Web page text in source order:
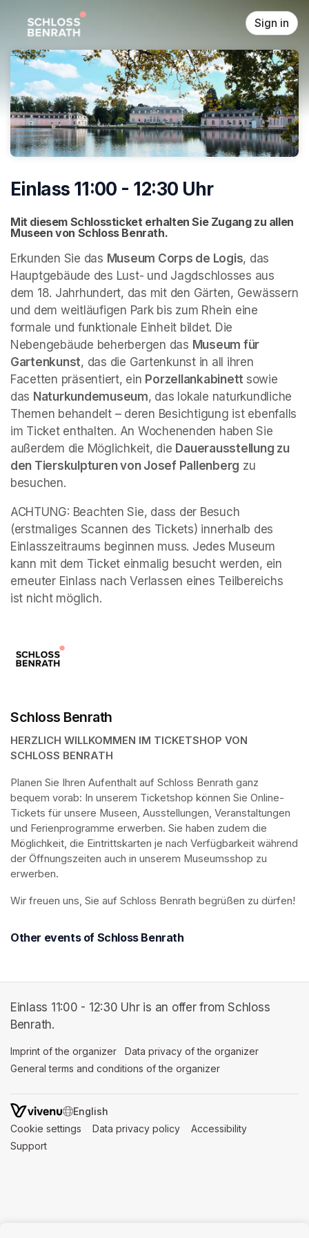
Sign in
Einlass 11:00 - 12:30 Uhr
Mit diesem Schlossticket erhalten Sie Zugang zu allen
Museen von Schloss Benrath.
Erkunden Sie das Museum Corps de Logis, das
Hauptgebäude des Lust- und Jagdschlosses aus
dem 18. Jahrhundert, das mit den Gärten, Gewässern
und dem weitläufigen Park bis zum Rhein eine
formale und funktionale Einheit bildet. Die
Nebengebäude beherbergen das Museum für
Gartenkunst, das die Gartenkunst in all ihren
Facetten präsentiert, ein Porzellankabinett sowie
das Naturkundemuseum, das lokale naturkundliche
Themen behandelt – deren Besichtigung ist ebenfalls
im Ticket enthalten. An Wochenenden haben Sie
außerdem die Möglichkeit, die Dauerausstellung zu
den Tierskulpturen von Josef Pallenberg zu
besuchen.
ACHTUNG: Beachten Sie, dass der Besuch
(erstmaliges Scannen des Tickets) innerhalb des
Einlasszeitraums beginnen muss. Jedes Museum
kann mit dem Ticket einmalig besucht werden, ein
erneuter Einlass nach Verlassen eines Teilbereichs
ist nicht möglich.
Schloss Benrath
HERZLICH WILLKOMMEN IM TICKETSHOP VON
SCHLOSS BENRATH
Planen Sie Ihren Aufenthalt auf Schloss Benrath ganz
bequem vorab: In unserem Ticketshop können Sie Online-
Tickets für unsere Museen, Ausstellungen, Veranstaltungen
und Ferienprogramme erwerben. Sie haben zudem die
Möglichkeit, die Eintrittskarten je nach Verfügbarkeit während
der Öffnungszeiten auch in unserem Museumsshop zu
erwerben.
Wir freuen uns, Sie auf Schloss Benrath begrüßen zu dürfen!
Other events of Schloss Benrath
Einlass 11:00 - 12:30 Uhr is an offer from Schloss
Benrath.
Imprint of the organizer (opens in a new tab)
Data privacy of the organizer
General terms and conditions of the organizer
SWITCH LANGUAGE
Cookie settings (opens in a new tab)
Data privacy policy (opens in a new tab)
Accessibility
Support